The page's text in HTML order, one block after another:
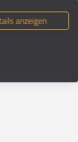
anzeigen